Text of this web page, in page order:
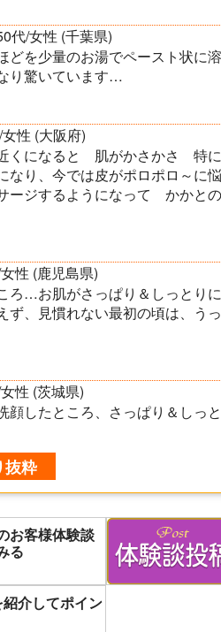
代/女性 (千葉県)
を少量のお湯でペースト状に
り驚いています…
性 (大阪府)
になると 肌がかさかさ 特に
なり、今では皮がポロポロ～に
ージするようになって かかと
性 (鹿児島県)
ろ…お肌がさっぱり＆しっと
ず、見慣れない最初の頃は、う
性 (茨城県)
したところ、さっぱり＆しっ
抜粋
お客様体験談
る
介してポイン